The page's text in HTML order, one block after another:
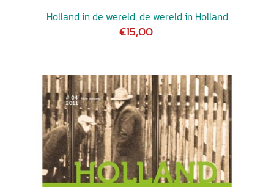
Holland in de wereld, de wereld in Holland
€15,00